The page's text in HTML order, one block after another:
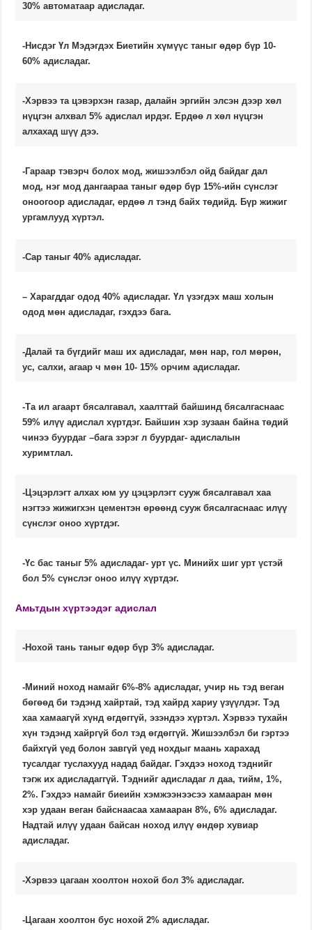
30% автоматаар адисладаг.
-Нисдэг Үл Мэдэгдэх Биетийн хүмүүс таныг өдөр бүр 10-
60% адисладаг.
-Хэрвээ та цэвэрхэн газар, далайн эргийн элсэн дээр хөл
нүцгэн алхвал 5% адислал ирдэг. Ердөө л хөл нүцгэн
алхахад шүү дээ.
-Гараар тэвэрч болох мод, жишээлбэл ойд байдаг дал
мод, нэг мод дангаараа таныг өдөр бүр 15%-ийн сүнслэг
оноогоор адисладаг, ердөө л тэнд байх төдийд. Бүр жижиг
ургамлууд хүртэл.
-Сар таныг 40% адисладаг.
– Харагддаг одод 40% адисладаг. Үл үзэгдэх маш холын
одод мөн адисладаг, гэхдээ бага.
-Далай та бүгдийг маш их адисладаг, мөн нар, гол мөрөн,
ус, салхи, агаар ч мөн 10- 15% орчим адисладаг.
-Та ил агаарт бясалгавал, хаалттай байшинд бясалгаснаас
59% илүү адислал хүртдэг. Байшин хэр зузаан байна төдий
чинээ буурдаг –бага зэрэг л буурдаг- адислалын
хуримтлал.
-Цэцэрлэгт алхах юм уу цэцэрлэгт сууж бясалгавал хаа
нэгтээ жижигхэн цементэн өрөөнд сууж бясалгаснаас илүү
сүнслэг оноо хүртдэг.
-Үс бас таныг 5% адисладаг- урт үс. Минийх шиг урт үстэй
бол 5% сүнслэг оноо илүү хүртдэг.
Амьтдын хүртээдэг адислал
-Нохой тань таныг өдөр бүр 3% адисладаг.
-Миний ноход намайг 6%-8% адисладаг, учир нь тэд веган
бөгөөд би тэдэнд хайртай, тэд хайрд хариу үзүүлдэг. Тэд
хаа хамаагүй хүнд өгдөггүй, эзэндээ хүртэл. Хэрвээ тухайн
хүн тэдэнд хайргүй бол тэд өгдөггүй. Жишээлбэл би гэртээ
байхгүй үед болон завгүй үед нохдыг маань харахад
тусалдаг туслахууд надад байдаг. Гэхдээ ноход тэднийг
тэгж их адисладаггүй. Тэднийг адисладаг л даа, тийм, 1%,
2%. Гэхдээ намайг биеийн хэмжээнээсээ хамааран мөн
хэр удаан веган байснаасаа хамааран 8%, 6% адисладаг.
Надтай илүү удаан байсан ноход илүү өндөр хувиар
адисладаг.
-Хэрвээ цагаан хоолтон нохой бол 3% адисладаг.
-Цагаан хоолтон бус нохой 2% адисладаг.